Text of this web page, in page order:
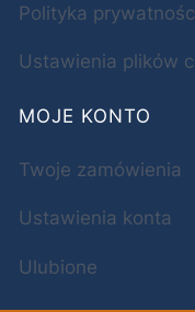
Polityka
Ustawienia plików
MOJE KONTO
Twoje zamówienia
Ustawienia konta
Ulubione